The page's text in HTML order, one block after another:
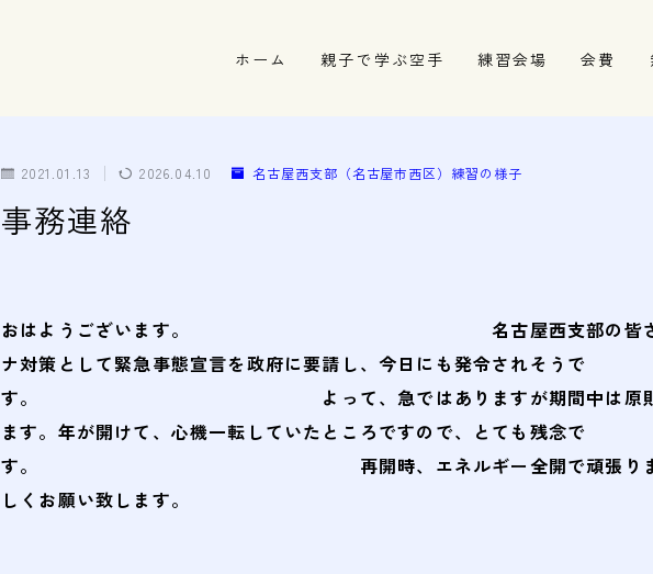
ホーム 親子で学ぶ空手 練習会場 会費
2021.01.13 2026.04.10 名古屋西支部（名古屋市西区）練習の様子
事務連絡
おはようございます。 名古屋西支部の皆さんへ
ナ対策として緊急事態宣言を政府に要請し、今日にも発令されそうで
す。 よって、急ではありますが期間中は原則稽古
ます。年が開けて、心機一転していたところですので、とても残念で
す。 再開時、エネルギー全開で頑張りますの
しくお願い致します。